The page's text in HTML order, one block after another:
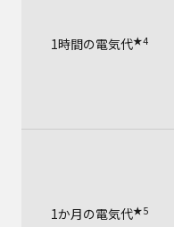
1時間の電気代★4
1か月の電気代★5